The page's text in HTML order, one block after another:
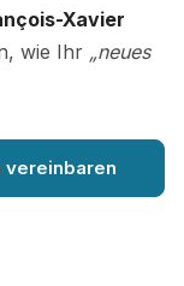
Xavier
wie Ihr „neues
vereinbaren